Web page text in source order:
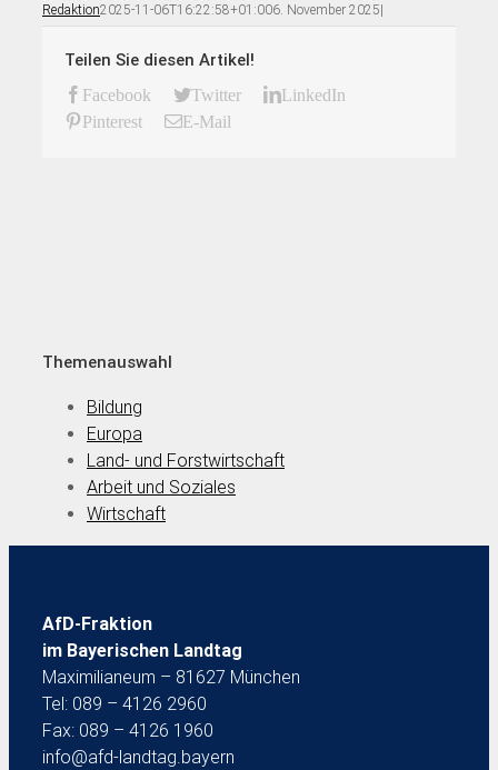
Redaktion2025-11-06T16:22:58+01:006. November 2025|
Teilen Sie diesen Artikel!
Facebook Twitter
LinkedIn
Pinterest
E-Mail
Themenauswahl
Bildung
Europa
Land- und Forstwirtschaft
Arbeit und Soziales
Wirtschaft
AfD-Fraktion
im Bayerischen Landtag
Maximilianeum – 81627 München
Tel: 089 – 4126 2960
Fax: 089 – 4126 1960
info@afd-landtag.bayern